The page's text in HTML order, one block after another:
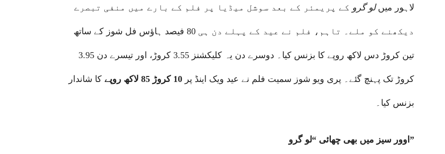
لاہور میںلو گرو کے پریمئر کے بعد سوشل میڈیا پر فلم کے بارے میں منفی تبصرے
دیکھنے کو ملے۔ تاہم، فلم نے عید کے پہلے دن ہی 80 فیصد ہاؤس فل شوز کے ساتھ
تین کروڑ دس لاکھ روپے کا بزنس کیا۔ دوسرے دن یہ کلیکشنز 3.55 کروڑ، اور تیسرے دن 3.95
کروڑ تک پہنچ گئے۔ پری ویو شوز سمیت فلم نے عید ویک اینڈ پر 10 کروڑ 85 لاکھ روپے کا شاندار
بزنس کیا۔
اوور سیز میں بھی چھائی “لو گرو”